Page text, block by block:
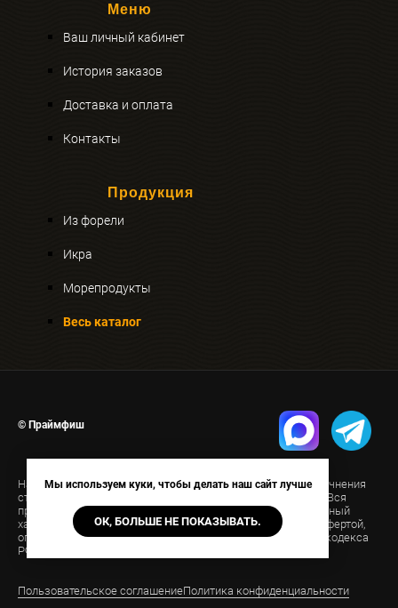
Меню
Ваш личный кабинет
История заказов
Доставка и оплата
Контакты
Продукция
Из форели
Икра
Морепродукты
Весь каталог
© Праймфиш
На странице указана ориентировочная стоимость. Для уточнения
стоимости свяжитесь с нами удобным для вас способом. Вся
представленная на сайте информация носит информационный
характер и ни при каких условиях не является публичной офертой,
определяемой положениями Статьи 437(2) Гражданского кодекса
РФ.
Пользовательское соглашениеПолитика конфиденциальности
Мы используем куки, чтобы делать наш сайт лучше
ОК, БОЛЬШЕ НЕ ПОКАЗЫВАТЬ.